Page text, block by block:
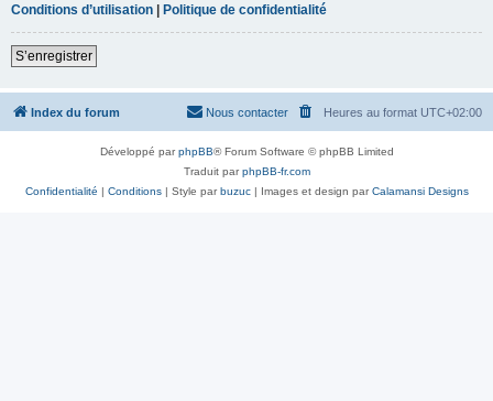
Conditions d’utilisation | Politique de confidentialité
S’enregistrer
Index du forum Heures au format UTC+02:00
Nous contacter
Développé parphpBB® Forum Software © phpBB Limited
Traduit parphpBB-fr.com
Confidentialité | Conditions| Style parbuzuc| Images et design parCalamansi Designs